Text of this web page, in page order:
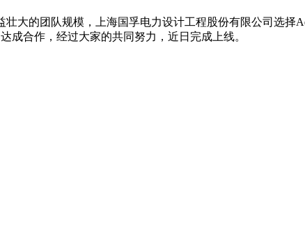
壮大的团队规模，上海国孚电力设计工程股份有限公司选
成合作，经过大家的共同努力，近日完成上线。